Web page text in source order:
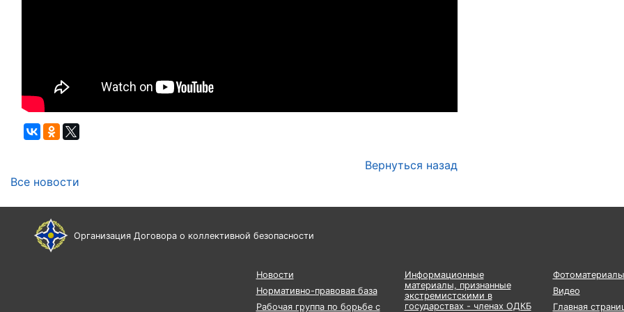
Вернуться назад
Все новости
Организация Договора о коллективной безопасности
Новости
Нормативно-правовая база
Рабочая группа по борьбе с
Информационные
материалы, признанные
экстремистскими в
государствах - членах ОДКБ
Фотоматериалы
Видео
Главная